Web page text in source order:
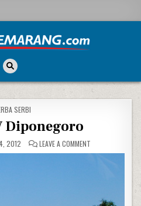
IN
SERBI
Diponegoro
2012 LEAVE A COMMENTON KODAM IV